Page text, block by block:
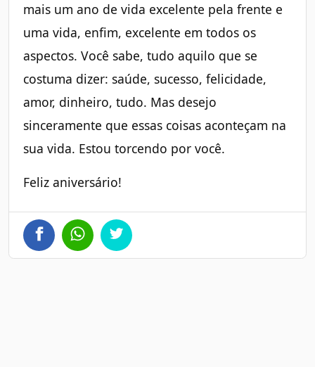
mais um ano de vida excelente pela frente e
uma vida, enfim, excelente em todos os
aspectos. Você sabe, tudo aquilo que se
costuma dizer: saúde, sucesso, felicidade,
amor, dinheiro, tudo. Mas desejo
sinceramente que essas coisas aconteçam na
sua vida. Estou torcendo por você.
Feliz aniversário!